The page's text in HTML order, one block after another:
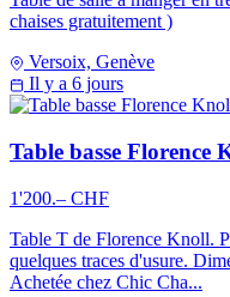
chaises gratuitement )
Versoix, Genève
Il y a 6 jours
Table basse Florence
1'200.– CHF
Table T de Florence Knoll.
quelques traces d'usure.
Achetée chez Chic Cha...